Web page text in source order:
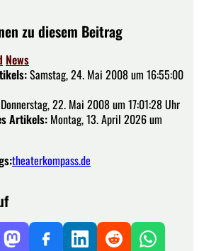
zu diesem Beitrag
News
Samstag, 24. Mai 2008 um 16:55:00
Donnerstag, 22. Mai 2008 um 17:01:28 Uhr
Artikels: Montag, 13. April 2026 um
theaterkompass.de